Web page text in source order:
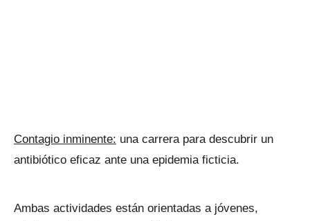
Contagio inminente: una carrera para descubrir un
antibiótico eficaz ante una epidemia ficticia.
Ambas actividades están orientadas a jóvenes,